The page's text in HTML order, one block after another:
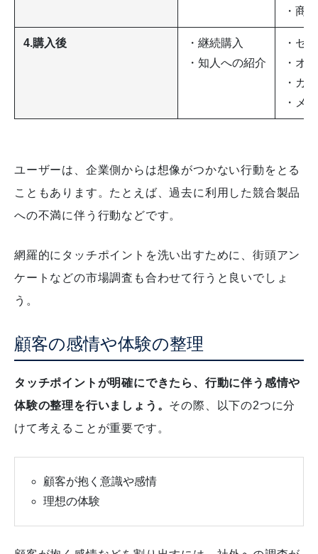
・商談
4.購入後
・継続購入
・知人への紹介
・セ
・オ
・カ
・メ
ユーザーは、企業側からは想像がつかない行動をとる
こともあります。 たとえば、過去に利用した競合製品
への不満に伴う行動などです。
網羅的にタッチポイントを洗い出すために、街頭アン
ケートなどの市場調査も合わせて行うと良いでしょ
う。
顧客の感情や体験の整理
タッチポイントが明確にできたら、行動に伴う感情や
体験の整理を行いましょう。 その際、以下の2つに分
けて考えることが重要です。
顧客が抱く意識や感情
理想の体験